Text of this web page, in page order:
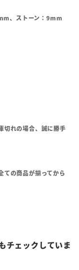
、ストーン：9mm
切れの場合、誠に勝手
ての商品が揃ってから
チェックしていま